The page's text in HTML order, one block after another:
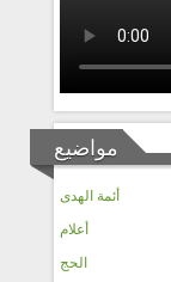
مواضيع
أئمة الهدى
أعلام
الحج